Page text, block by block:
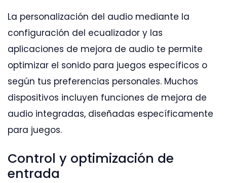
La personalización del audio mediante la
configuración del ecualizador y las
aplicaciones de mejora de audio te permite
optimizar el sonido para juegos específicos o
según tus preferencias personales. Muchos
dispositivos incluyen funciones de mejora de
audio integradas, diseñadas específicamente
para juegos.
Control y optimización de
entrada